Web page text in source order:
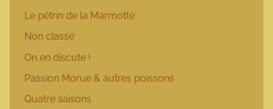
Le pétrin de la Marmotte
Non classé
On en discute !
Passion Morue & autres poissons
Quatre saisons